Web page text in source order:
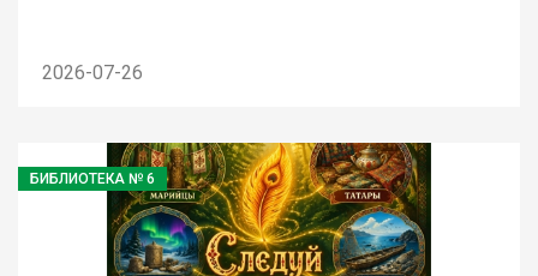
2026-07-26
БИБЛИОТЕКА № 6